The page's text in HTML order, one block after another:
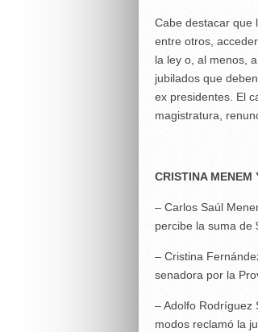
Cabe destacar que
entre otros,
la ley o, al menos,
jubilados que
ex presidentes. El
magistratura,
CRISTINA
– Carlos Saúl
percibe la suma de
– Cristina
senadora por la
– Adolfo Rodríguez
modos reclamó la